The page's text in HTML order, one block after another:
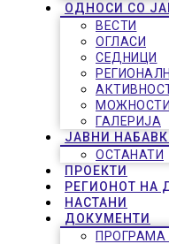
ОДНОСИ СО
ВЕСТИ
ОГЛАСИ
СЕДНИЦИ
ГАЛЕРИЈА
ЈАВНИ
ОСТАНАТИ
ПРОЕКТИ
РЕГИОНОТ НА
НАСТАНИ
ДОКУМЕНТИ
ПРОГРАМА